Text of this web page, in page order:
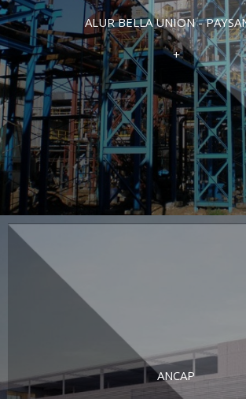
ALUR BELLA UNION -
+
ANCAP